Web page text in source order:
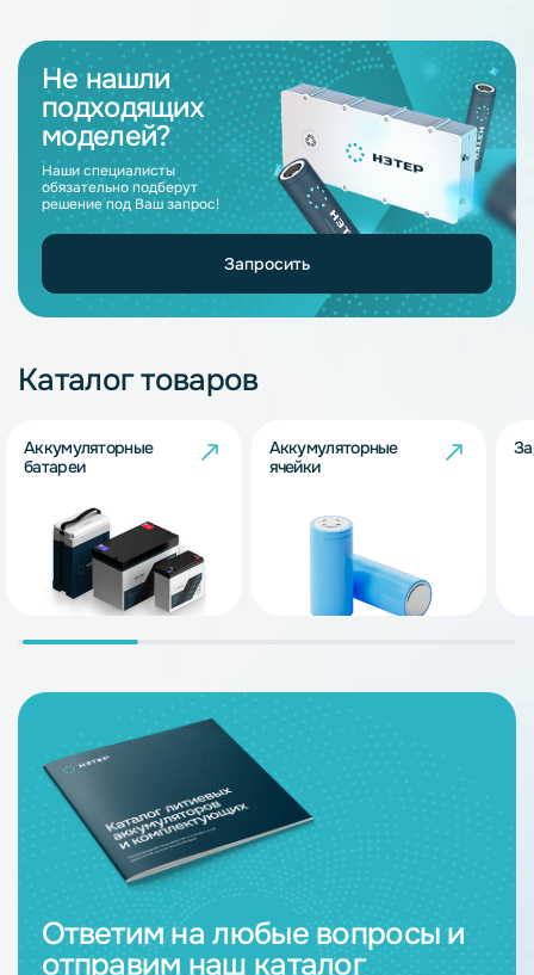
Не нашли
подходящих
моделей?
Наши специалисты
обязательно подберут
решение под Ваш запрос!
Запросить
Каталог товаров
Аккумуляторные
батареи
Аккумуляторные
ячейки
Ответим на любые вопросы и
отправим наш каталог